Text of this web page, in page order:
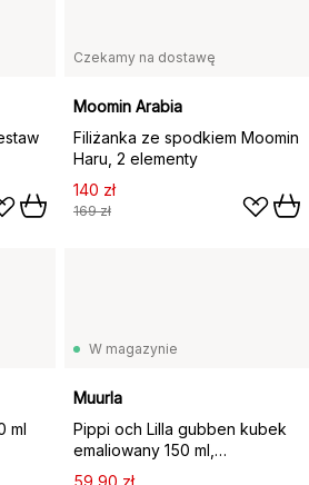
Czekamy na dostawę
Moomin Arabia
Filiżanka ze spodkiem Moomin
Haru, 2 elementy
140 zł
169 zł
ml
W magazynie
Muurla
Pippi och Lilla gubben kubek
emaliowany 150 ml,
Jasnoróżowy
59,90 zł